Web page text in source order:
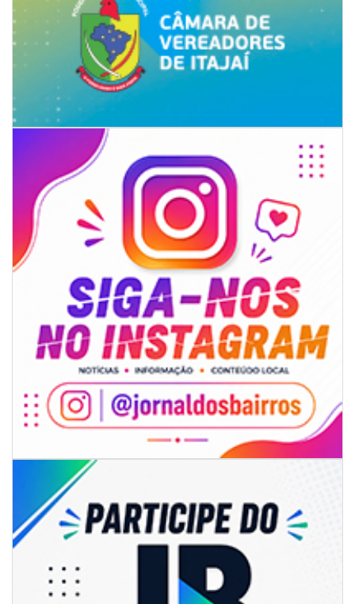
06/08/2026 | 07:00
Inscrições para a exploração da gastronomia do 14º Acampamento
Farroupilha estão abertas
06/08/2026 | 07:00
Camboriú: exposição de arte transforma o Paço Municipal em um espaço
de cultura